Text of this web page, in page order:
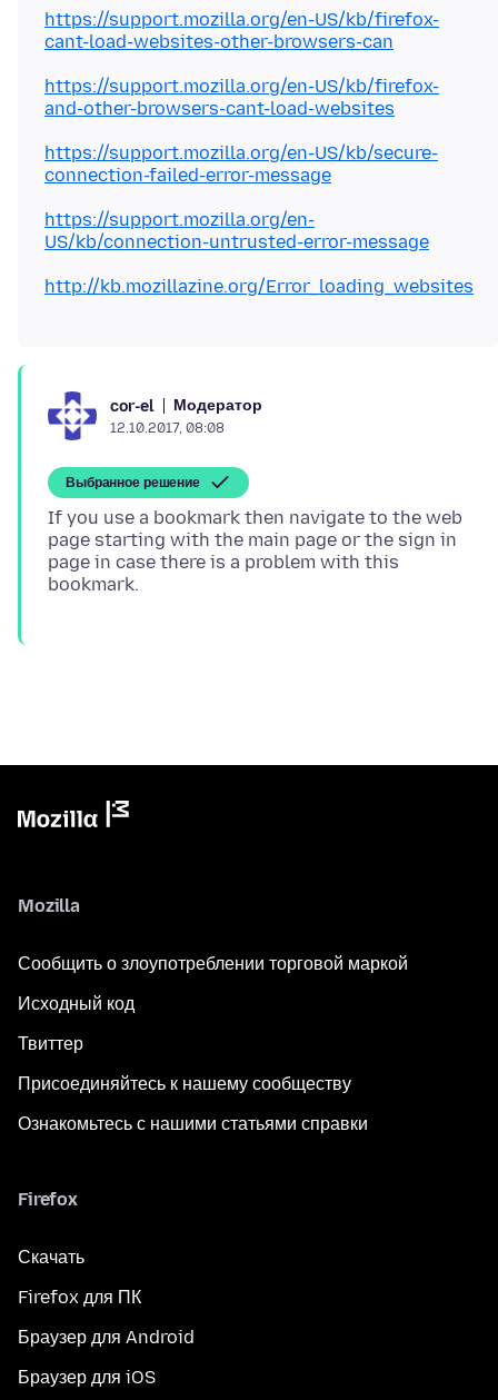
https://support.mozilla.org/en-US/kb/firefox-
cant-load-websites-other-browsers-can
https://support.mozilla.org/en-US/kb/firefox-
and-other-browsers-cant-load-websites
https://support.mozilla.org/en-US/kb/secure-
connection-failed-error-message
https://support.mozilla.org/en-
US/kb/connection-untrusted-error-message
http://kb.mozillazine.org/Error_loading_websites
cor-el Модератор
12.10.2017, 08:08
Выбранное решение
If you use a bookmark then navigate to the web
page starting with the main page or the sign in
page in case there is a problem with this
Mozilla
Сообщить о злоупотреблении торговой маркой
Исходный код
Твиттер
Присоединяйтесь к нашему сообществу
Ознакомьтесь с нашими статьями справки
Firefox
Скачать
Firefox для ПК
Браузер для Android
Браузер для iOS